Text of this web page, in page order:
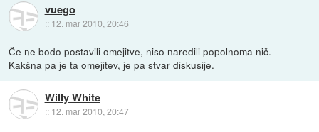
vuego
:: 12. mar 2010, 20:46
Če ne bodo postavili omejitve, niso naredili popolnoma nič.
Kakšna pa je ta omejitev, je pa stvar diskusije.
Willy White
:: 12. mar 2010, 20:47